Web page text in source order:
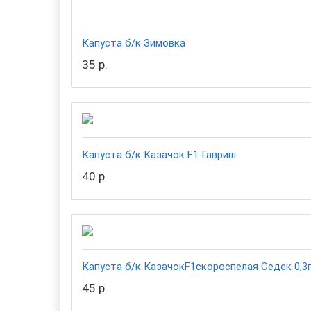
Капуста б/к Зимовка
35 р.
Капуста б/к Казачок F1 Гавриш
40 р.
Капуста б/к КазачокF1скороспелая Седек 0,3г
45 р.